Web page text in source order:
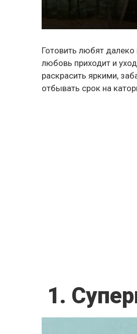
Готовить любят далеко
любовь приходит и
раскрасить яркими,
отбывать срок на
1.